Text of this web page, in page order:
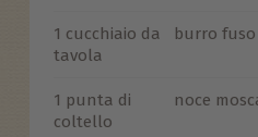
1 cucchiaio da
tavola
burro fuso
1 punta di
coltello
noce